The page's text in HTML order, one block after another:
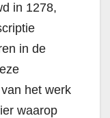
in 1278,
in de
het werk
waarop